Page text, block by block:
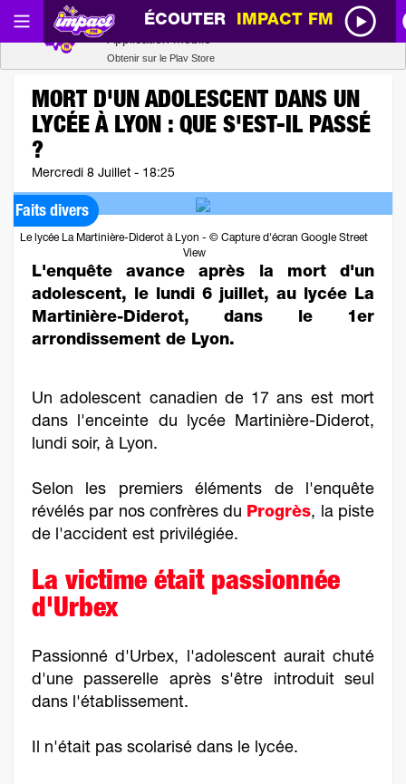
ÉCOUTER IMPACT FM
MORT D'UN ADOLESCENT DANS UN
LYCÉE À LYON : QUE S'EST-IL PASSÉ
?
Mercredi 8 Juillet - 18:25
Faits divers
Le lycée La Martinière-Diderot à Lyon - © Capture d'écran Google Street
View
L'enquête avance après la mort d'un
adolescent, le lundi 6 juillet, au lycée La
Martinière-Diderot, dans le 1er
arrondissement de Lyon.
Un adolescent canadien de 17 ans est mort
dans l'enceinte du lycée Martinière-Diderot,
lundi soir, à Lyon.
Selon les premiers éléments de l'enquête
révélés par nos confrères du Progrès, la piste
de l'accident est privilégiée.
La victime était passionnée
d'Urbex
Passionné d'Urbex, l'adolescent aurait chuté
d'une passerelle après s'être introduit seul
dans l'établissement.
Il n'était pas scolarisé dans le lycée.
Radio SCOOP
Obtenir sur le Play Store
Télécharger